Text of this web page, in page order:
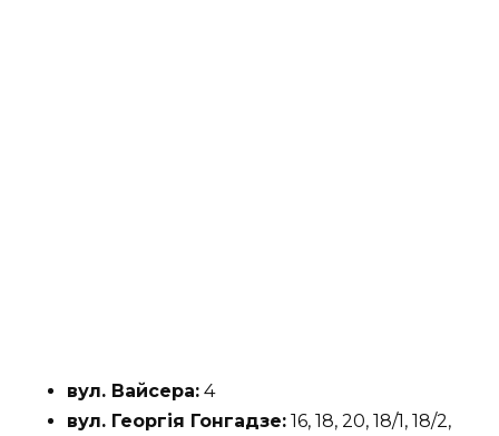
вул. Вайсера: 4
вул. Георгія Гонгадзе: 16, 18, 20, 18/1, 18/2,